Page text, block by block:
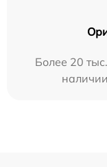
Более 20